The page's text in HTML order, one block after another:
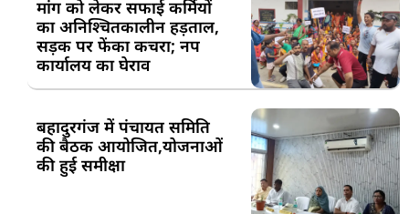
मांग को लेकर सफाई कर्मियों
का अनिश्चितकालीन हड़ताल,
सड़क पर फेंका कचरा; नप
कार्यालय का घेराव
बहादुरगंज में पंचायत समिति
की बैठक आयोजित,योजनाओं
की हुई समीक्षा